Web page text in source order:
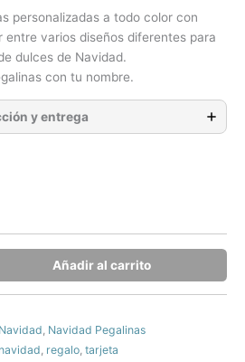
es:
MXN
$97.75.
personalizadas a todo color con
entre varios diseños diferentes para
dulces de Navidad.
con tu nombre.
y entrega
Añadir al carrito
Navidad Pegalinas
navidad regalo tarjeta